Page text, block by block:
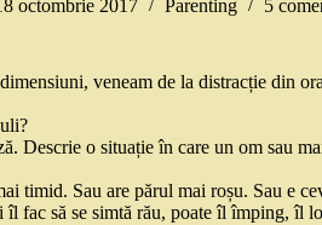
octombrie 2017 Parenting 5
veneam de la distracție din
Descrie o situație în care un om sau
timid. Sau are părul mai roșu. Sau e
îl fac să se simtă rău, poate îl împing, îl